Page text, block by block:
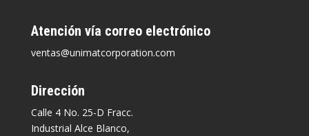
Atención vía correo electrónico
ventas@unimatcorporation.com
Dirección
Calle 4 No. 25-D Fracc.
Industrial Alce Blanco,